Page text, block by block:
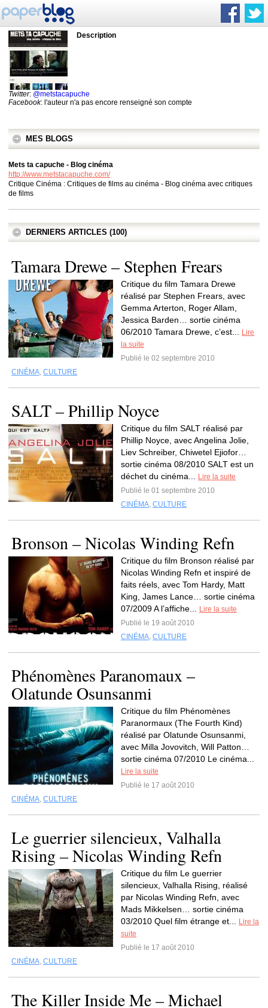
Description
Twitter: @metstacapuche
Facebook: l'auteur n'a pas encore renseigné son compte
MES BLOGS
Mets ta capuche - Blog cinéma
http://www.metstacapuche.com/
Critique Cinéma : Critiques de films au cinéma - Blog cinéma avec critiques
de films
DERNIERS ARTICLES (100)
Tamara Drewe – Stephen Frears
Critique du film Tamara Drewe
réalisé par Stephen Frears, avec
Gemma Arterton, Roger Allam,
Jessica Barden… sortie cinéma
06/2010 Tamara Drewe, c’est...
Lire
la suite
Publié le 02 septembre 2010
CINÉMA, CULTURE
SALT – Phillip Noyce
Critique du film SALT réalisé par
Phillip Noyce, avec Angelina Jolie,
Liev Schreiber, Chiwetel Ejiofor…
sortie cinéma 08/2010 SALT est un
déchet du cinéma...
Lire la suite
Publié le 01 septembre 2010
CINÉMA, CULTURE
Bronson – Nicolas Winding Refn
Critique du film Bronson réalisé par
Nicolas Winding Refn et inspiré de
faits réels, avec Tom Hardy, Matt
King, James Lance… sortie cinéma
07/2009 A l’affiche...
Lire la suite
Publié le 19 août 2010
CINÉMA, CULTURE
Phénomènes Paranomaux –
Olatunde Osunsanmi
Critique du film Phénomènes
Paranormaux (The Fourth Kind)
réalisé par Olatunde Osunsanmi,
avec Milla Jovovitch, Will Patton…
sortie cinéma 07/2010 Le cinéma...
Lire la suite
Publié le 17 août 2010
CINÉMA, CULTURE
Le guerrier silencieux, Valhalla
Rising – Nicolas Winding Refn
Critique du film Le guerrier
silencieux, Valhalla Rising, réalisé
par Nicolas Winding Refn, avec
Mads Mikkelsen… sortie cinéma
03/2010 Quel film étrange et...
Lire la
suite
Publié le 17 août 2010
CINÉMA, CULTURE
The Killer Inside Me – Michael